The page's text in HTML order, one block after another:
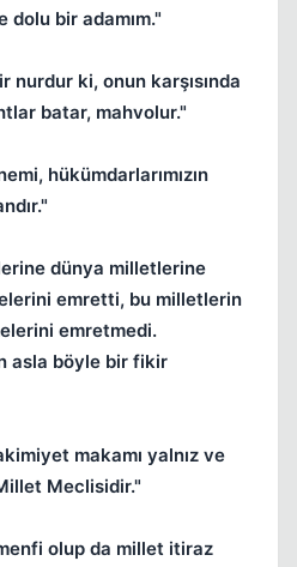
dolu bir adamım."
ki, onun karşısında
batar, mahvolur."
hükümdarlarımızın
dünya milletlerine
emretti, bu milletlerin
emretmedi.
asla böyle bir fikir
makamı yalnız ve
Meclisidir."
olup da millet itiraz